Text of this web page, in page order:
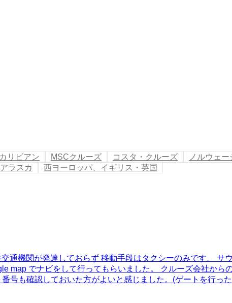
リビアン MSCクルーズ コスタ・クルーズ ノルウェ
アラスカ 西ヨーロッパ、イギリス・英国
通機関が発達しておらず 移動手段はタクシーのみです。 サ
map でナビをして行ってもらいました。 クルーズ会社か
号も確認しておいた方がよいと感じました。(ゲートを行っ